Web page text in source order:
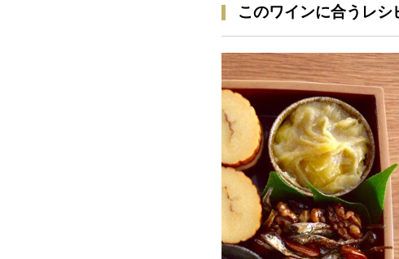
このワインに合うレシ